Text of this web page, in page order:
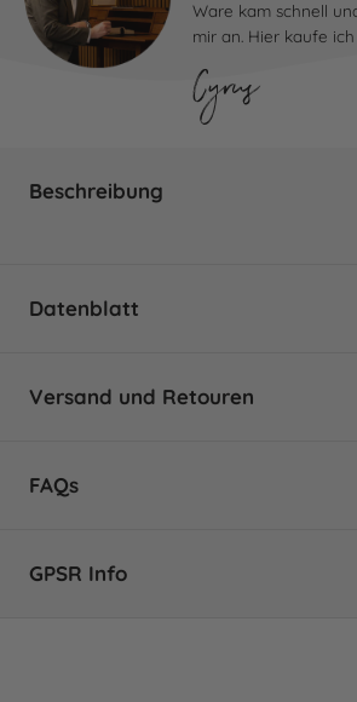
Beschreibung
Datenblatt
Versand und Retouren
DHL GO GREEN 🌱
FAQs
GPSR Info
Ware kam schnell
mir an. Hier kaufe
Cyrus